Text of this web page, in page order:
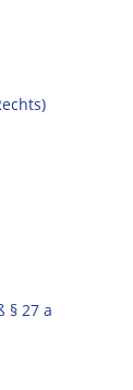
§ 27 a